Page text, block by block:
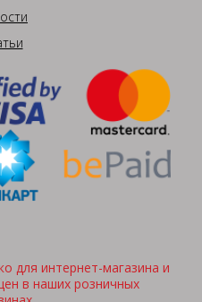
для интернет-магазина и
в наших розничных